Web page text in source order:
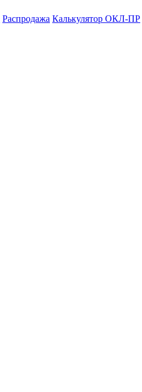
Распродажа Калькулятор ОКЛ-ПР